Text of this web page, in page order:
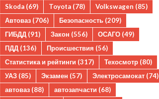
Skoda (69) Toyota (78) Volkswagen (85)
Автоваз (706) Безопасность (209)
ГИБДД (91) Закон (556) ОСАГО (49)
ПДД (136) Происшествия (56)
Статистика и рейтинги (317) Техосмотр (80)
УАЗ (85) Экзамен (57) Электросамокат (74)
автоваз (88) автозапчасти (68)